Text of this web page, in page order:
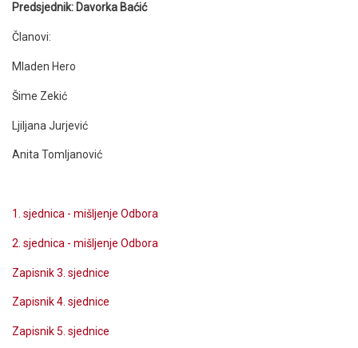
Predsjednik: Davorka Baćić
Članovi:
Mladen Hero
Šime Zekić
Ljiljana Jurjević
Anita Tomljanović
1. sjednica - mišljenje Odbora
2. sjednica - mišljenje Odbora
Zapisnik 3. sjednice
Zapisnik 4. sjednice
Zapisnik 5. sjednice